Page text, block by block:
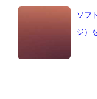
ソフ
ジ）